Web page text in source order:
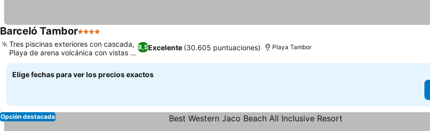
Barceló Tambor4 Estrellas
8,5Excelente (30.605 puntuaciones)
Tres piscinas exteriores con cascada,
Playa de arena volcánica con vistas a
la bahía
Playa Tambor
Elige fechas para ver los precios exactos
Opción destacada